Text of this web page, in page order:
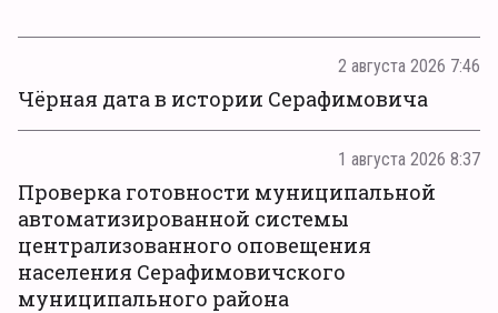
2 августа 2026 7:46
Чёрная дата в истории Серафимовича
1 августа 2026 8:37
Проверка готовности муниципальной
автоматизированной системы
централизованного оповещения
населения Серафимовичского
муниципального района